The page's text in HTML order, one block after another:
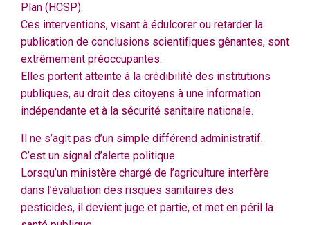
Plan (HCSP).
Ces interventions, visant à édulcorer ou retarder la
publication de conclusions scientifiques gênantes, sont
extrêmement préoccupantes.
Elles portent atteinte à la crédibilité des institutions
publiques, au droit des citoyens à une information
indépendante et à la sécurité sanitaire nationale.
Il ne s’agit pas d’un simple différend administratif.
C’est un signal d’alerte politique.
Lorsqu’un ministère chargé de l’agriculture interfère
dans l’évaluation des risques sanitaires des
pesticides, il devient juge et partie, et met en péril la